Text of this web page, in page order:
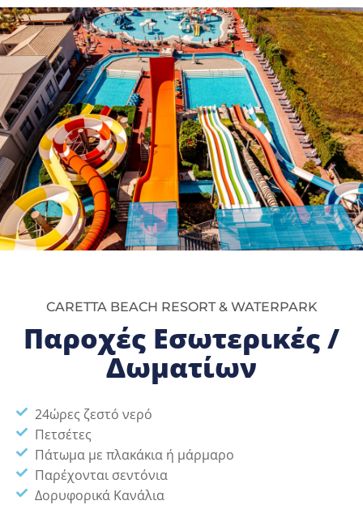
CARETTA BEACH RESORT & WATERPARK
Παροχές Εσωτερικές /
Δωματίων
24ώρες ζεστό νερό
Πετσέτες
Πάτωμα με πλακάκια ή μάρμαρο
Παρέχονται σεντόνια
Δορυφορικά Κανάλια